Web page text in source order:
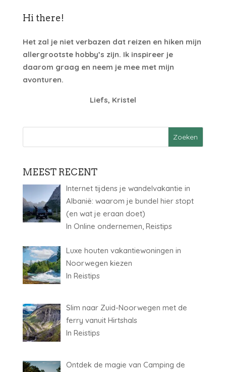
Hi there!
Het zal je niet verbazen dat reizen en hiken mijn
allergrootste hobby’s zijn. Ik inspireer je
daarom graag en neem je mee met mijn
avonturen.
Liefs, Kristel
MEEST RECENT
Internet tijdens je wandelvakantie in
Albanië: waarom je bundel hier stopt
(en wat je eraan doet)
In Online ondernemen, Reistips
Luxe houten vakantiewoningen in
Noorwegen kiezen
In Reistips
Slim naar Zuid-Noorwegen met de
ferry vanuit Hirtshals
In Reistips
Ontdek de magie van Camping de